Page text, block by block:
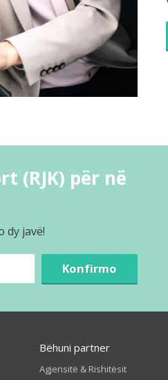
(RJK) për në
dy javë!
Konfirmo
Bëhuni partner
Agjensitë & Rishitësit